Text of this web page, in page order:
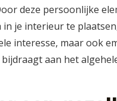
deze persoonlijke
in je interieur te
interesse, maar ook
bijdraagt aan het